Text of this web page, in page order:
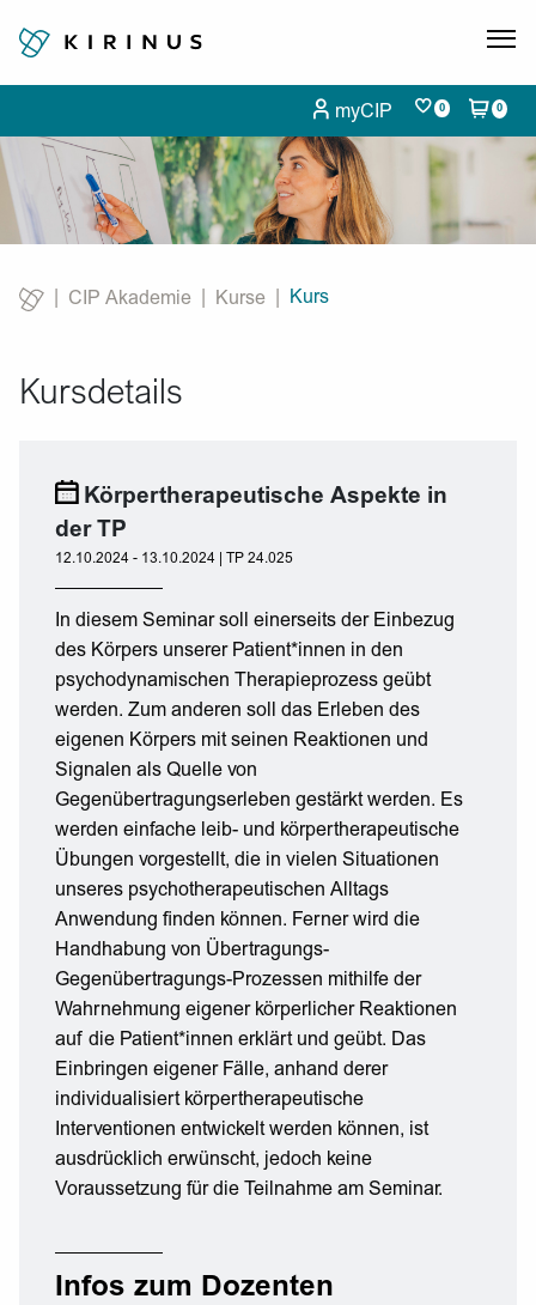
myCIP 0 0
CIP Akademie Kurse
Current:
Kurs
Kursdetails
Körpertherapeutische Aspekte in
der TP
12.10.2024 - 13.10.2024 | TP 24.025
In diesem Seminar soll einerseits der Einbezug
des Körpers unserer Patient*innen in den
psychodynamischen Therapieprozess geübt
werden. Zum anderen soll das Erleben des
eigenen Körpers mit seinen Reaktionen und
Signalen als Quelle von
Gegenübertragungserleben gestärkt werden. Es
werden einfache leib- und körpertherapeutische
Übungen vorgestellt, die in vielen Situationen
unseres psychotherapeutischen Alltags
Anwendung finden können. Ferner wird die
Handhabung von Übertragungs-
Gegenübertragungs-Prozessen mithilfe der
Wahrnehmung eigener körperlicher Reaktionen
auf die Patient*innen erklärt und geübt. Das
Einbringen eigener Fälle, anhand derer
individualisiert körpertherapeutische
Interventionen entwickelt werden können, ist
ausdrücklich erwünscht, jedoch keine
Voraussetzung für die Teilnahme am Seminar.
Infos zum Dozenten